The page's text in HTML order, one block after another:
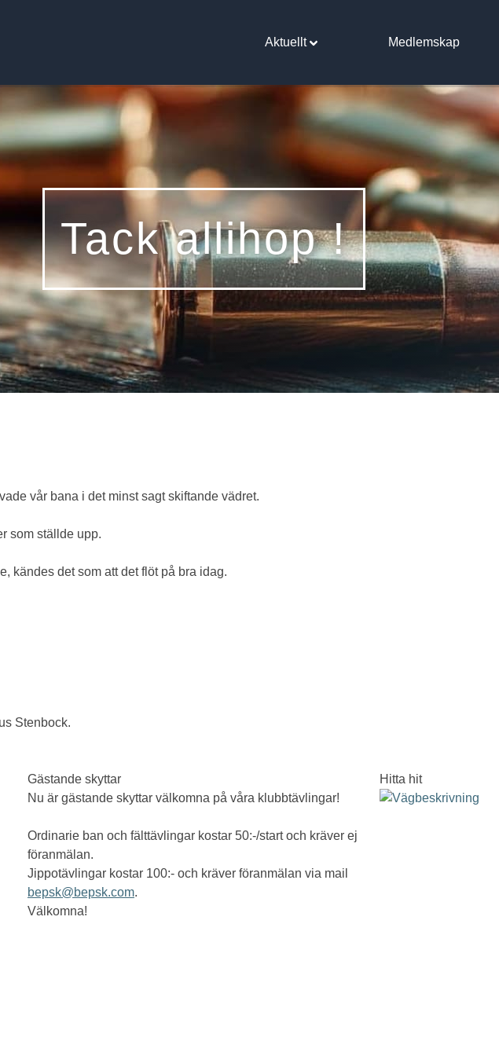
Aktuellt Medlemskap
Tack allihop !
vår bana i det minst sagt skiftande vädret.
som ställde upp.
kändes det som att det flöt på bra idag.
Stenbock.
Gästande skyttar
Nu är gästande skyttar välkomna på våra klubbtävlingar!
Ordinarie ban och fälttävlingar kostar 50:-/start och kräver ej
föranmälan.
Jippotävlingar kostar 100:- och kräver föranmälan via mail
bepsk@bepsk.com.
Välkomna!
Hitta hit